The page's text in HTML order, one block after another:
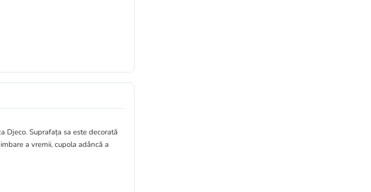
Djeco. Suprafața sa este decorată
a vremii, cupola adâncă a